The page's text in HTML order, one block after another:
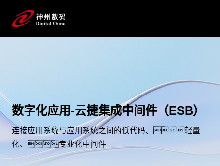
数字化应用-云捷集成中间件（ESB）
连接应用系统与应用系统之间的低代码、轻量
化、专业化中间件